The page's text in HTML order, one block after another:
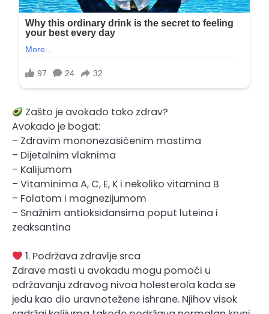
Zašto je avokado tako zdrav?
Avokado je bogat:
– Zdravim mononezasićenim mastima
– Dijetalnim vlaknima
– Kalijumom
– Vitaminima A, C, E, K i nekoliko vitamina B
– Folatom i magnezijumom
– Snažnim antioksidansima poput luteina i
zeaksantina
1. Podržava zdravlje srca
Zdrave masti u avokadu mogu pomoći u
održavanju zdravog nivoa holesterola kada se
jedu kao dio uravnotežene ishrane. Njihov visok